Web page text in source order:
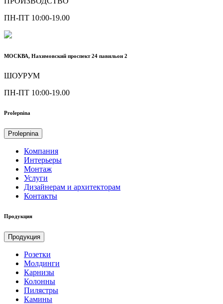
ПН-ПТ 10:00-19.00
МОСКВА, Нахимовский проспект 24 павильон 2
ШОУРУМ
ПН-ПТ 10:00-19.00
Prolepnina
Prolepnina
Компания
Интерьеры
Монтаж
Услуги
Дизайнерам и архитекторам
Контакты
Продукция
Продукция
Розетки
Молдинги
Карнизы
Колонны
Пилястры
Камины